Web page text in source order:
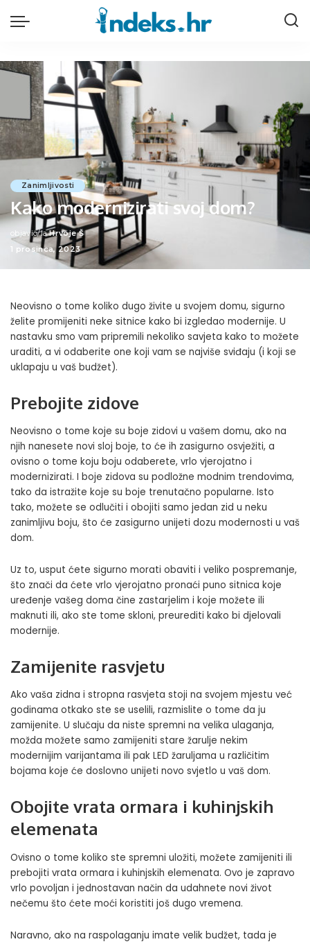
Zanimljivosti
Kako modernizirati svoj dom?
Posted
by
objavio/la Hrvoje Š
1 prosinca, 2023
Neovisno o tome koliko dugo živite u svojem domu, sigurno
želite promijeniti neke sitnice kako bi izgledao modernije. U
nastavku smo vam pripremili nekoliko savjeta kako to možete
uraditi, a vi odaberite one koji vam se najviše sviđaju (i koji se
uklapaju u vaš budžet).
Prebojite zidove
Neovisno o tome koje su boje zidovi u vašem domu, ako na
njih nanesete novi sloj boje, to će ih zasigurno osvježiti, a
ovisno o tome koju boju odaberete, vrlo vjerojatno i
modernizirati. I boje zidova su podložne modnim trendovima,
tako da istražite koje su boje trenutačno popularne. Isto
tako, možete se odlučiti i obojiti samo jedan zid u neku
zanimljivu boju, što će zasigurno unijeti dozu modernosti u vaš
dom.
Uz to, usput ćete sigurno morati obaviti i veliko pospremanje,
što znači da ćete vrlo vjerojatno pronaći puno sitnica koje
uređenje vašeg doma čine zastarjelim i koje možete ili
maknuti ili, ako ste tome skloni, preurediti kako bi djelovali
modernije.
Zamijenite rasvjetu
Ako vaša zidna i stropna rasvjeta stoji na svojem mjestu već
godinama otkako ste se uselili, razmislite o tome da ju
zamijenite. U slučaju da niste spremni na velika ulaganja,
možda možete samo zamijeniti stare žarulje nekim
modernijim varijantama ili pak LED žaruljama u različitim
bojama koje će doslovno unijeti novo svjetlo u vaš dom.
Obojite vrata ormara i kuhinjskih
elemenata
Ovisno o tome koliko ste spremni uložiti, možete zamijeniti ili
prebojiti vrata ormara i kuhinjskih elemenata. Ovo je zapravo
vrlo povoljan i jednostavan način da udahnete novi život
nečemu što ćete moći koristiti još dugo vremena.
Naravno, ako na raspolaganju imate velik budžet, tada je